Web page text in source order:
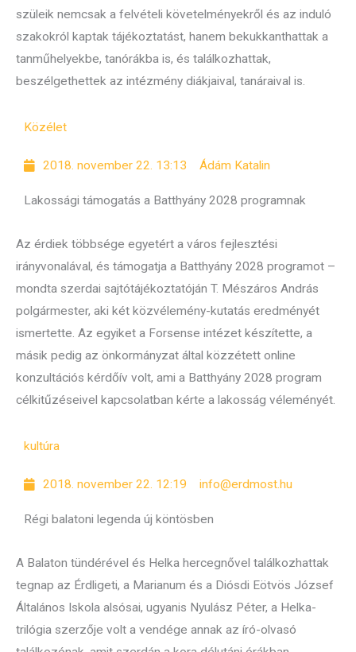
szüleik nemcsak a felvételi követelményekről és az induló
szakokról kaptak tájékoztatást, hanem bekukkanthattak a
tanműhelyekbe, tanórákba is, és találkozhattak,
beszélgethettek az intézmény diákjaival, tanáraival is.
Közélet
2018. november 22. 13:13 Ádám Katalin
Lakossági támogatás a Batthyány 2028 programnak
Az érdiek többsége egyetért a város fejlesztési
irányvonalával, és támogatja a Batthyány 2028 programot –
mondta szerdai sajtótájékoztatóján T. Mészáros András
polgármester, aki két közvélemény-kutatás eredményét
ismertette. Az egyiket a Forsense intézet készítette, a
másik pedig az önkormányzat által közzétett online
konzultációs kérdőív volt, ami a Batthyány 2028 program
célkitűzéseivel kapcsolatban kérte a lakosság véleményét.
kultúra
2018. november 22. 12:19 info@erdmost.hu
Régi balatoni legenda új köntösben
A Balaton tündérével és Helka hercegnővel találkozhattak
tegnap az Érdligeti, a Marianum és a Diósdi Eötvös József
Általános Iskola alsósai, ugyanis Nyulász Péter, a Helka-
trilógia szerzője volt a vendége annak az író-olvasó